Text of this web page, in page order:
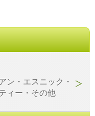
ン・エスニック・
ィー・その他